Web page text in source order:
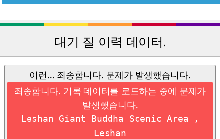
대기 질 이력 데이터.
이런... 죄송합니다. 문제가 발생했습니다.
죄송합니다. 기록 데이터를 로드하는 중에 문제가
발생했습니다.
Leshan Giant Buddha Scenic Area ,
Leshan